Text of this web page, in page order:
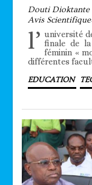
Douti Dioktante
Avis
l’ université
finale de
féminin «
différentes
EDUCATION